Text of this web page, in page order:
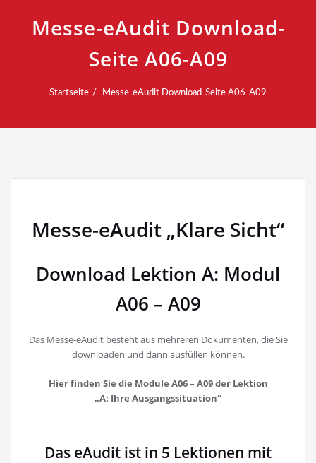
Messe-eAudit Download-
Seite A06-A09
Startseite Messe-eAudit Download-Seite A06-A09
Messe-eAudit „Klare Sicht“
Download Lektion A: Modul
A06 – A09
Das Messe-eAudit besteht aus mehreren Dokumenten, die Sie
downloaden und dann ausfüllen können.
Hier finden Sie die Module A06 – A09 der Lektion
„A: Ihre Ausgangssituation“
Das eAudit ist in 5 Lektionen mit